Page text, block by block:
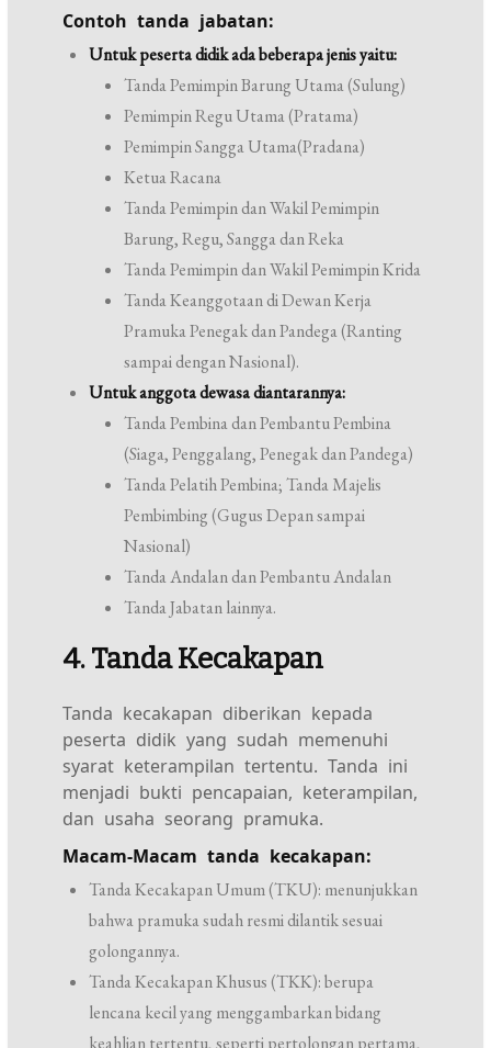
Contoh tanda jabatan:
Untuk peserta didik ada beberapa jenis yaitu:
Tanda Pemimpin Barung Utama (Sulung)
Pemimpin Regu Utama (Pratama)
Pemimpin Sangga Utama(Pradana)
Ketua Racana
Tanda Pemimpin dan Wakil Pemimpin
Barung, Regu, Sangga dan Reka
Tanda Pemimpin dan Wakil Pemimpin Krida
Tanda Keanggotaan di Dewan Kerja
Pramuka Penegak dan Pandega (Ranting
sampai dengan Nasional).
Untuk anggota dewasa diantarannya:
Tanda Pembina dan Pembantu Pembina
(Siaga, Penggalang, Penegak dan Pandega)
Tanda Pelatih Pembina; Tanda Majelis
Pembimbing (Gugus Depan sampai
Nasional)
Tanda Andalan dan Pembantu Andalan
Tanda Jabatan lainnya.
4. Tanda Kecakapan
Tanda kecakapan diberikan kepada
peserta didik yang sudah memenuhi
syarat keterampilan tertentu. Tanda ini
menjadi bukti pencapaian, keterampilan,
dan usaha seorang pramuka.
Macam-Macam tanda kecakapan:
Tanda Kecakapan Umum (TKU): menunjukkan
bahwa pramuka sudah resmi dilantik sesuai
golongannya.
Tanda Kecakapan Khusus (TKK): berupa
lencana kecil yang menggambarkan bidang
keahlian tertentu, seperti pertolongan pertama,